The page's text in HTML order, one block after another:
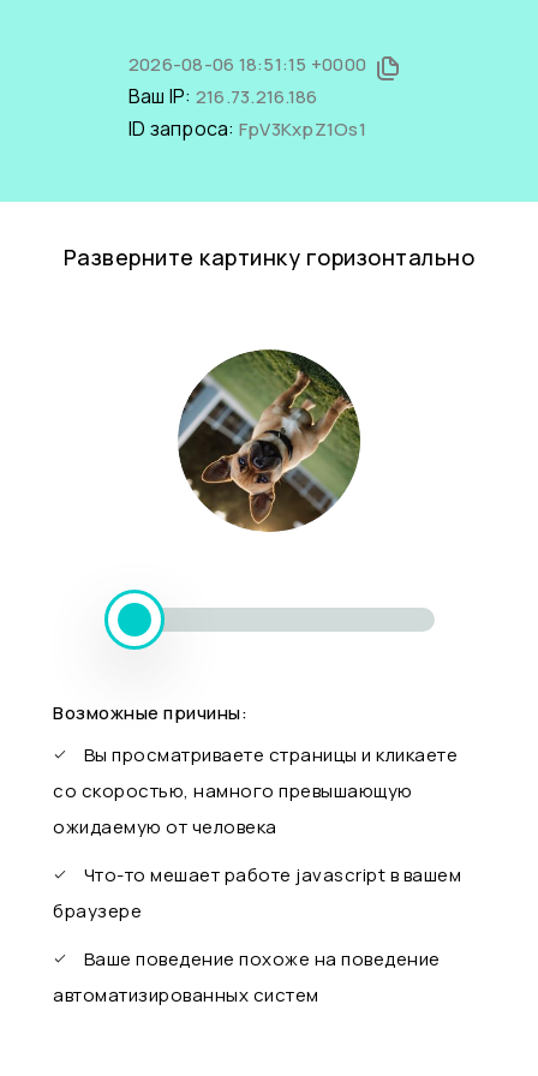
2026-08-06 18:51:15 +0000
Ваш IP: 216.73.216.186
ID запроса: FpV3KxpZ1Os1
Разверните картинку горизонтально
Возможные причины:
Вы просматриваете страницы и кликаете
со скоростью, намного превышающую
ожидаемую от человека
Что-то мешает работе javascript в вашем
браузере
Ваше поведение похоже на поведение
автоматизированных систем